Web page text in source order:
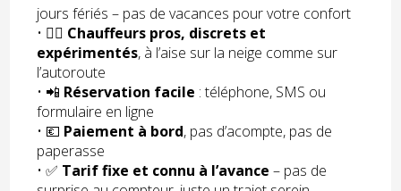
jours fériés – pas de vacances pour votre confort
• 👨‍✈️ Chauffeurs pros, discrets et
expérimentés, à l’aise sur la neige comme sur
l’autoroute
• 📲 Réservation facile : téléphone, SMS ou
formulaire en ligne
• 💶 Paiement à bord, pas d’acompte, pas de
paperasse
• ✅ Tarif fixe et connu à l’avance – pas de